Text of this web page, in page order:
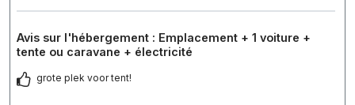
Avis sur l'hébergement : Emplacement + 1 voiture +
tente ou caravane + électricité
grote plek voor tent!